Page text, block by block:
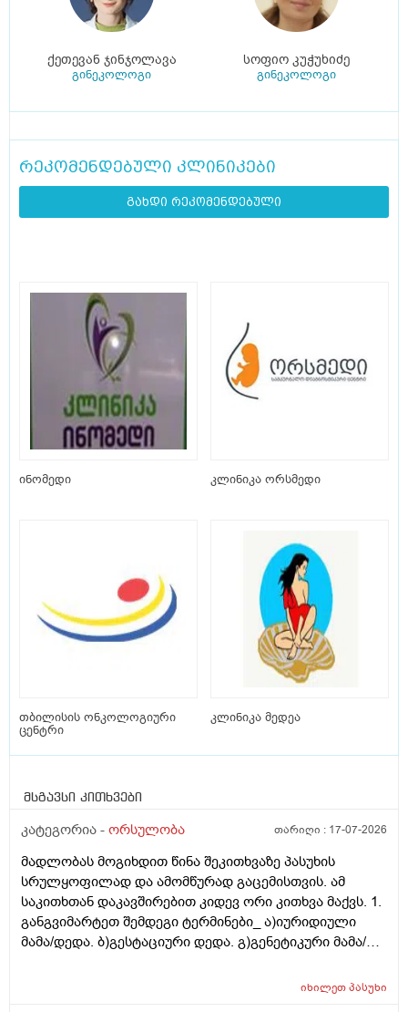
ქეთევან ჯინჯოლავა
გინეკოლოგი
სოფიო კუჭუხიძე
გინეკოლოგი
რეკომენდებული კლინიკები
გახდი რეკომენდებული
ინომედი კლინიკა ორსმედი
თბილისის ონკოლოგიური
ცენტრი
კლინიკა მედეა
მსგავსი კითხვები
კატეგორია - ორსულობა თარიღი : 17-07-2026
მადლობას მოგიხდით წინა შეკითხვაზე პასუხის
სრულყოფილად და ამომწურად გაცემისთვის. ამ
საკითხთან დაკავშირებით კიდევ ორი კითხვა მაქვს. 1.
განგვიმარტეთ შემდეგი ტერმინები_ ა)იურიდიული
მამა/დედა. ბ)გესტაციური დედა. გ)გენეტიკური მამა/
კიდევ_მსოფლიოს მრავალ ქვეყანაში აქტიურად
იხილეთპასუხი